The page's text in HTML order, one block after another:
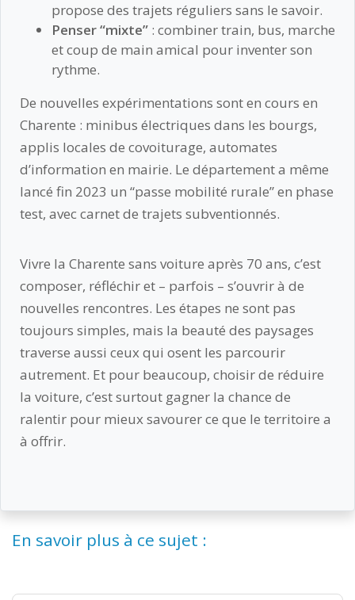
propose des trajets réguliers sans le savoir.
Penser “mixte” : combiner train, bus, marche
et coup de main amical pour inventer son
rythme.
De nouvelles expérimentations sont en cours en
Charente : minibus électriques dans les bourgs,
applis locales de covoiturage, automates
d’information en mairie. Le département a même
lancé fin 2023 un “passe mobilité rurale” en phase
test, avec carnet de trajets subventionnés.
Vivre la Charente sans voiture après 70 ans, c’est
composer, réfléchir et – parfois – s’ouvrir à de
nouvelles rencontres. Les étapes ne sont pas
toujours simples, mais la beauté des paysages
traverse aussi ceux qui osent les parcourir
autrement. Et pour beaucoup, choisir de réduire
la voiture, c’est surtout gagner la chance de
ralentir pour mieux savourer ce que le territoire a
à offrir.
En savoir plus à ce sujet :